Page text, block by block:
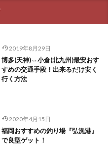
2019年8月29日
博多(天神)⇔小倉(北九州)最安おす
すめの交通手段！出来るだけ安く
行く方法
2020年4月15日
福岡おすすめの釣り場『弘漁港』
で良型ゲット！